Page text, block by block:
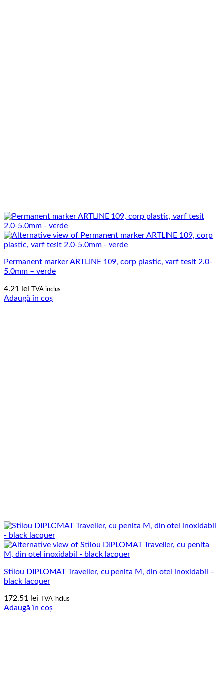
Permanent marker ARTLINE 109, corp plastic, varf tesit 2.0-
5.0mm – verde
4.21 lei TVA inclus
Adaugă în coș
Stilou DIPLOMAT Traveller, cu penita M, din otel inoxidabil –
black lacquer
172.51 lei TVA inclus
Adaugă în coș